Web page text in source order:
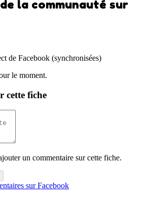
la communauté sur
de Facebook (synchronisées)
le moment.
cette fiche
un commentaire sur cette fiche.
sur Facebook